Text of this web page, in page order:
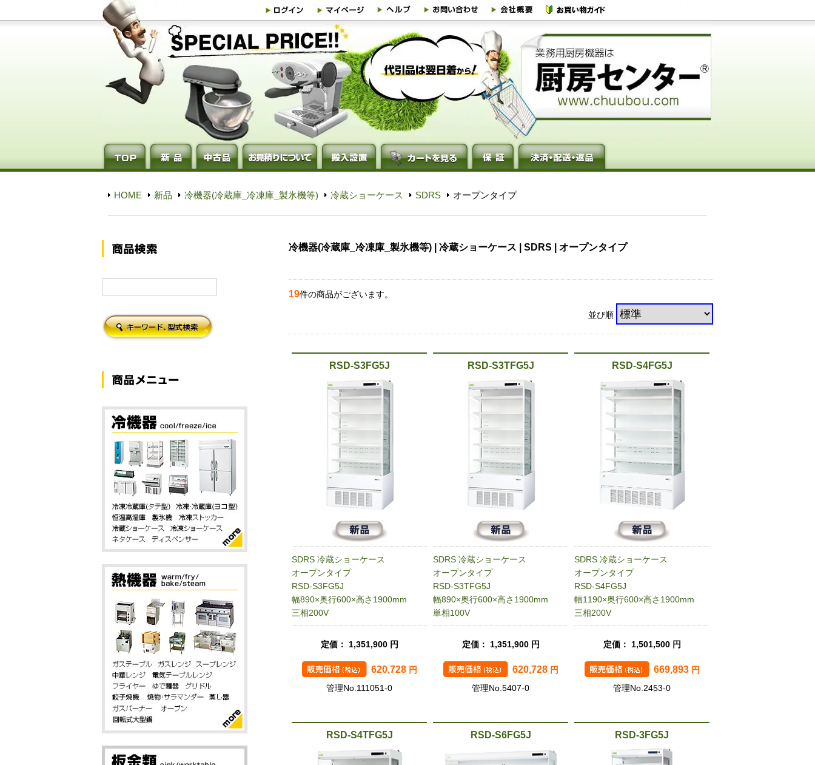
HOME 新品 冷機器(冷蔵庫_冷凍庫_製氷機等) 冷蔵ショーケース SDRS オープンタイプ
冷機器(冷蔵庫_冷凍庫_製氷機等) | 冷蔵ショーケース | SDRS | オープンタイプ
19件の商品がございます。
並び順
RSD-S3FG5J
SDRS 冷蔵ショーケース
オープンタイプ
RSD-S3FG5J
幅890×奥行600×高さ1900mm
三相200V
定価： 1,351,900 円
620,728 円
管理No.111051-0
RSD-S3TFG5J
SDRS 冷蔵ショーケース
オープンタイプ
RSD-S3TFG5J
幅890×奥行600×高さ1900mm
単相100V
定価： 1,351,900 円
620,728 円
管理No.5407-0
RSD-S4FG5J
SDRS 冷蔵ショーケース
オープンタイプ
RSD-S4FG5J
幅1190×奥行600×高さ1900mm
三相200V
定価： 1,501,500 円
669,893 円
管理No.2453-0
RSD-S4TFG5J RSD-S6FG5J RSD-3FG5J